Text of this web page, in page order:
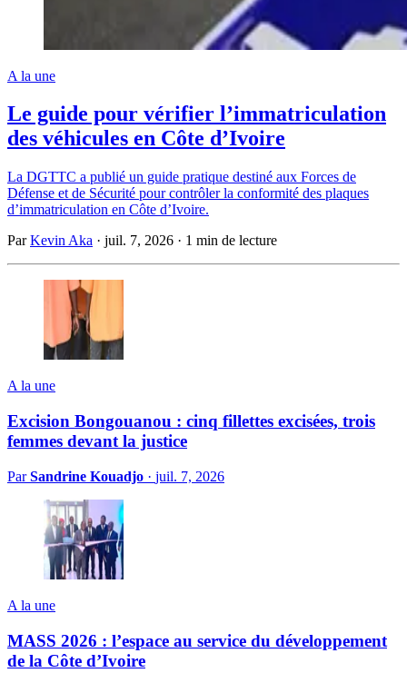
A la une
Le guide pour vérifier l’immatriculation
des véhicules en Côte d’Ivoire
La DGTTC a publié un guide pratique destiné aux Forces de
Défense et de Sécurité pour contrôler la conformité des plaques
d’immatriculation en Côte d’Ivoire.
ParKevin Aka · juil. 7, 2026 · 1 min de lecture
A la une
Excision Bongouanou : cinq fillettes excisées, trois
femmes devant la justice
ParSandrine Kouadjo · juil. 7, 2026
A la une
MASS 2026 : l’espace au service du développement
de la Côte d’Ivoire